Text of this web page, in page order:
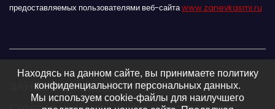
предоставляемых пользователями веб-сайтаwww.zanevkasmi.ru
ЗАНЕВСКИЙ ВЕСТНИК 16+
Находясь на данном сайте, вы принимаете политику
конфиденциальности персональных данных.
Мы используем cookie-файлы для наилучшего